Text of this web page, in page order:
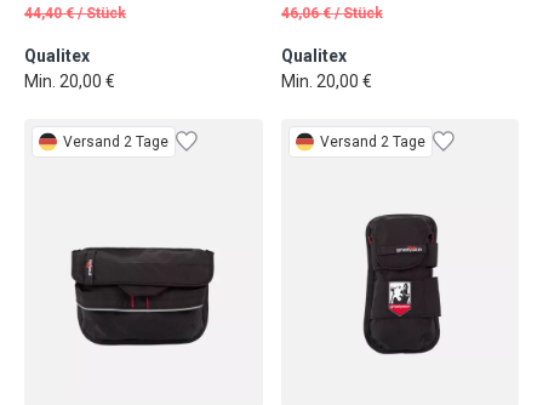
44,40 € /Stück
Qualitex
Min. 20,00 €
46,06 € /Stück
Qualitex
Min. 20,00 €
Versand 2 Tage Versand 2 Tage